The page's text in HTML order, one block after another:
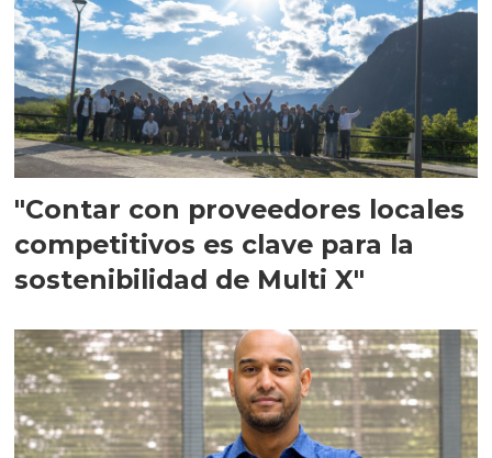
"Contar con proveedores locales
competitivos es clave para la
sostenibilidad de Multi X"